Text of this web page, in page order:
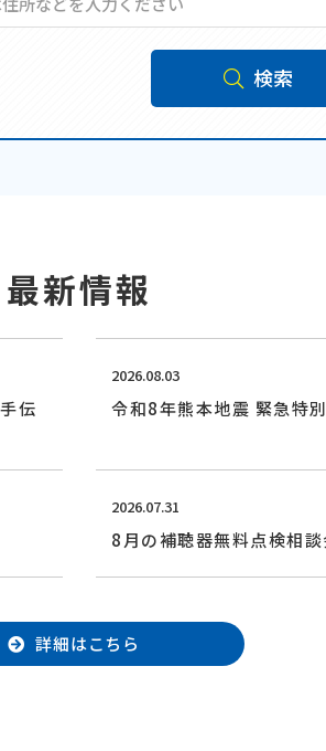
検索
最新情報
伝
2026.08.03
令和8年熊本地震 緊急特
2026.07.31
8月の補聴器無料点検相
詳細はこちら